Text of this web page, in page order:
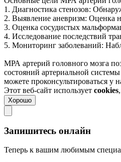
1. Диагностика стенозов:
2. Выявление аневризм: Оценка
3. Оценка сосудистых
4. Исследование последствий
5. Мониторинг заболеваний:
МРА артерий головного мозга
состояний артериальной
можете проконсультироваться у
Этот веб-сайт использует cookies
Хорошо
Запишитесь онлайн
Теперь к вашим любимым